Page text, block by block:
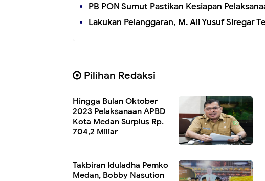
PB PON Sumut Pastikan Kesiapan
Lakukan Pelanggaran, M. Ali Yusuf Siregar
Pilihan Redaksi
Hingga Bulan Oktober
2023 Pelaksanaan APBD
Kota Medan Surplus Rp.
704,2 Miliar
Takbiran Iduladha Pemko
Medan, Bobby Nasution